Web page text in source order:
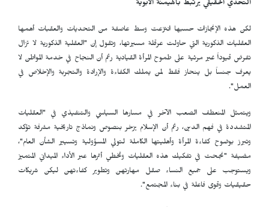
التحدي الحقيقي يرتبط بالهيمنة الأبوية
لكن هذه الإنجازات حسبها انتزعت وسط عاصفة من التحديات والعقبات أهمها
العقليات الذكورية التي حاولت عرقلة مسيرتها، وتقول إن "العقلية الذكورية لا تزال
تفرض قيوداً غير مرئية على طموح المرأة القيادية رغم أن النجاح في خدمة المواطن لا
يعرف جنساً بل ينحاز فقط لمن يملك الكفاءة والإرادة والتجربة والإخلاص في
العمل".
ويتمثل المنعطف الصعب الآخر في مسارها السياسي والتنفيذي في "العقليات
المتشددة في فهم الدين، رغم أن الإسلام يزخر بنصوص ونماذج تاريخية مشرفة تؤكد
وتبرز بوضوح كفاءة المرأة وأهليتها الكاملة لتولي المسؤولية وتسيير الشأن العام"،
مضيفة "نجحت في تفكيك هذه العقليات وتخطي أثرها عبر الأداء الميداني المتميز
ويستوجب على جميع النساء صقل مهارتهن وتطوير كفاءتهن ليكن شريكات
حقيقيات وقوى فاعلة في بناء المجتمع".